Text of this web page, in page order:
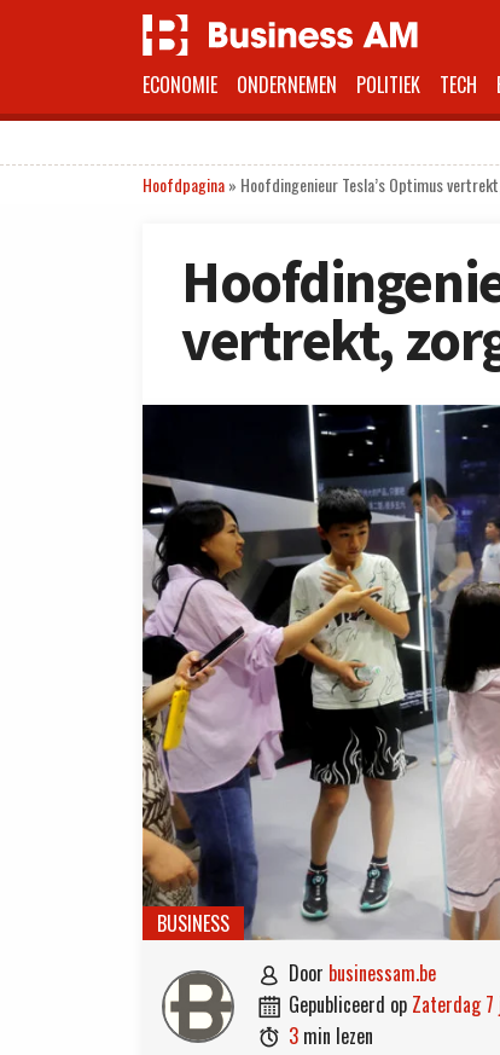
ECONOMIE ONDERNEMEN POLITIEK TECH
Hoofdpagina» Hoofdingenieur Tesla’s Optimus
vertrekt,
BUSINESS
 door businessam.be
 gepubliceerd op zaterdag
 3 min lezen